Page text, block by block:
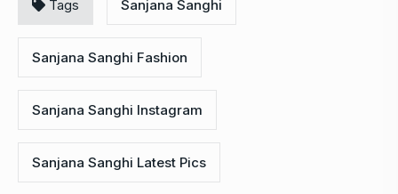
Tags Sanjana Sanghi
Sanjana Sanghi Fashion
Sanjana Sanghi Instagram
Sanjana Sanghi Latest Pics